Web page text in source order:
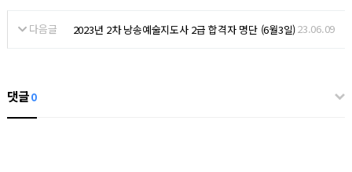
다음글 2023년 2차 낭송예술지도사 2급 합격자 명단 (6월3일)23.06.09
댓글0